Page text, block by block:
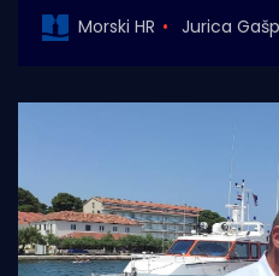
Morski HR Jurica